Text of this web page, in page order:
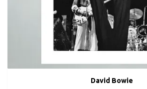
David Bowie